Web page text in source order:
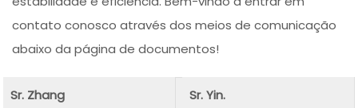
contato conosco através dos meios de comunicação
abaixo da página de documentos!
Sr. Zhang
Sr. Yin.